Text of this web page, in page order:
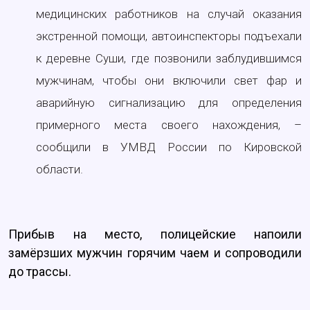
медицинских работников на случай оказания
экстренной помощи, автоинспекторы подъехали
к деревне Суши, где позвонили заблудившимся
мужчинам, чтобы они включили свет фар и
аварийную сигнализацию для определения
примерного места своего нахождения, –
сообщили в УМВД России по Кировской
области.
Прибыв на место, полицейские напоили
замёрзших мужчин горячим чаем и сопроводили
до трассы.